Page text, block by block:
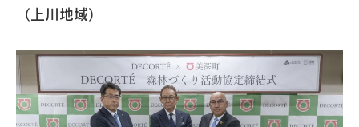
（上川地域）